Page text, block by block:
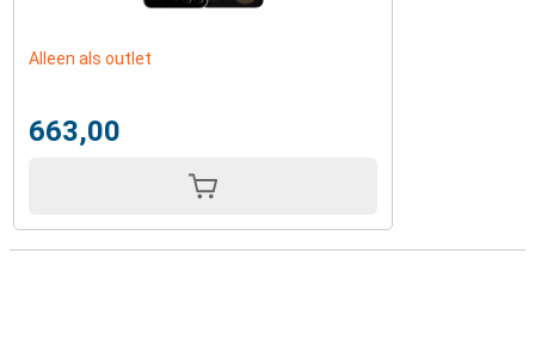
Alleen als outlet
663,00